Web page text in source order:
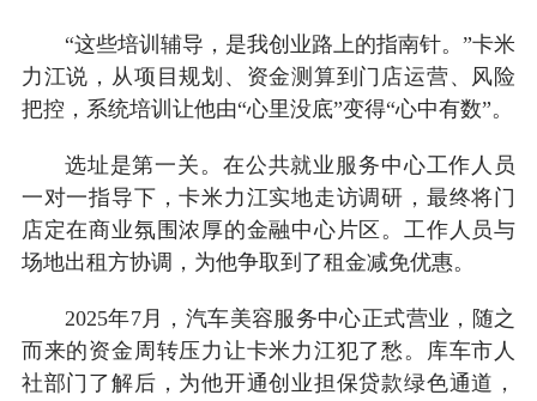
“这些培训辅导，是我创业路上的指南针。”卡米
力江说，从项目规划、资金测算到门店运营、风险
把控，系统培训让他由“心里没底”变得“心中有数”。
选址是第一关。在公共就业服务中心工作人员
一对一指导下，卡米力江实地走访调研，最终将门
店定在商业氛围浓厚的金融中心片区。工作人员与
场地出租方协调，为他争取到了租金减免优惠。
2025年7月，汽车美容服务中心正式营业，随之
而来的资金周转压力让卡米力江犯了愁。库车市人
社部门了解后，为他开通创业担保贷款绿色通道，